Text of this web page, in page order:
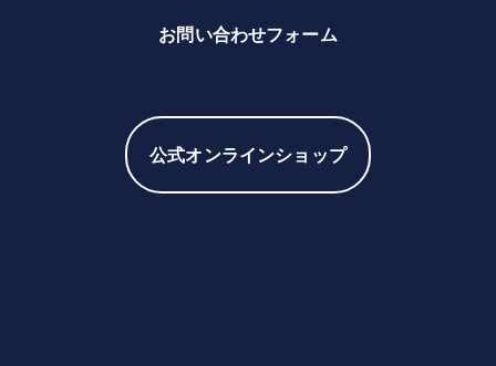
お問い合わせフォーム
公式オンラインショップ